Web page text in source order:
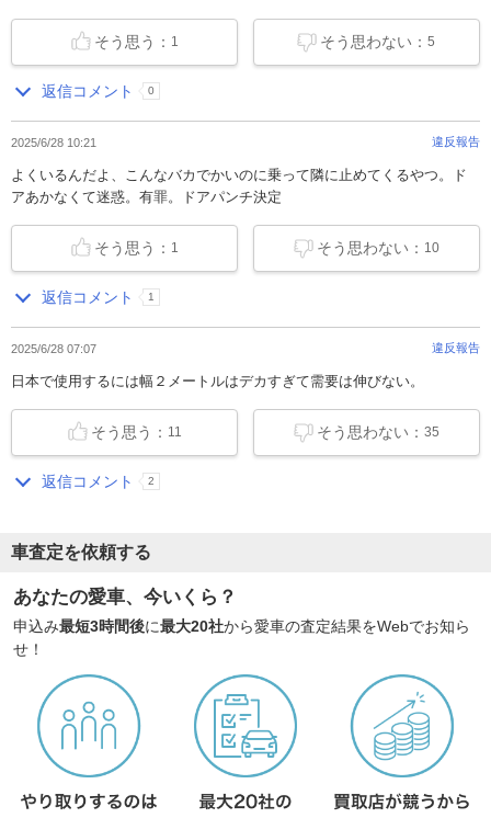
そう思わない：5
そう思う： 1
返信コメント 0
2025/6/28 10:21 違反報告
よくいるんだよ、こんなバカでかいのに乗って隣に止めてくるやつ。ド
アあかなくて迷惑。有罪。ドアパンチ決定
そう思わない： 10
そう思う： 1
返信コメント 1
2025/6/28 07:07 違反報告
日本で使用するには幅２メートルはデカすぎて需要は伸びない。
そう思わない： 35
そう思う： 11
返信コメント 2
車査定を依頼する
あなたの愛車、今いくら？
申込み最短3時間後に最大20社から愛車の査定結果をWebでお知ら
せ！